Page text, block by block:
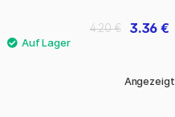
3.36 €
4.20 €
Angezeigt